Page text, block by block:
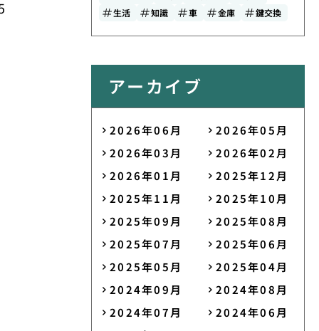
生活
知識 車 金庫 鍵交換
アーカイブ
2026年06月
2026年05月
2026年03月
2026年02月
2026年01月
2025年12月
2025年11月
2025年10月
2025年09月
2025年08月
2025年07月
2025年06月
2025年05月
2025年04月
2024年09月
2024年08月
2024年07月
2024年06月